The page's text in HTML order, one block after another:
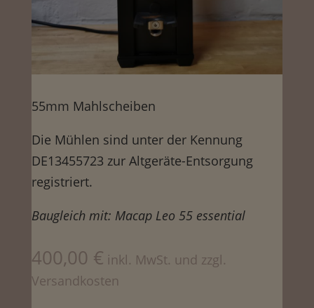
55mm Mahlscheiben
Die Mühlen sind unter der Kennung
DE13455723 zur Altgeräte-Entsorgung
registriert.
Baugleich mit: Macap Leo 55 essential
400,00 € inkl. MwSt. und zzgl.
Versandkosten